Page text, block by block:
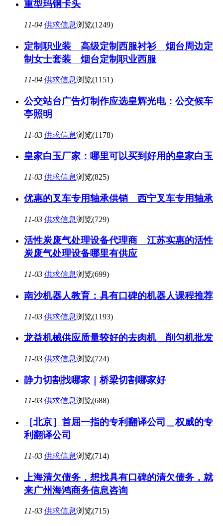
重型玛钢卡头
11-04 供求信息浏览(1249)
定制职业装 高级定制西服衬衫 烟台周边定
制女士套装 烟台定制职业西服
11-04 供求信息浏览(1151)
公交站台广告灯制作应选皇辉光电：公交候车
亭照明
11-03 供求信息浏览(1178)
皇家白玉厂家：哪里可以买到好用的皇家白玉
11-03 供求信息浏览(825)
优惠的叉车专用轴承供销 西宁叉车专用轴承
11-03 供求信息浏览(729)
活性炭废气处理设备代理商 江苏实惠的活性
炭废气处理设备哪里有供应
11-03 供求信息浏览(699)
南沙机器人教育：具有口碑的机器人课程推荐
11-03 供求信息浏览(1193)
龙益机械供应质量较好的去肉机＿削匀机批发
11-03 供求信息浏览(724)
静力切割找哪家｜桥梁切割哪家好
11-03 供求信息浏览(688)
［北京］首屈一指的专利翻译公司＿权威的专
利翻译公司
11-03 供求信息浏览(714)
上海清欠债务，想找具有口碑的清欠债务，就
来广州海鸿商务信息咨询
11-03 供求信息浏览(715)